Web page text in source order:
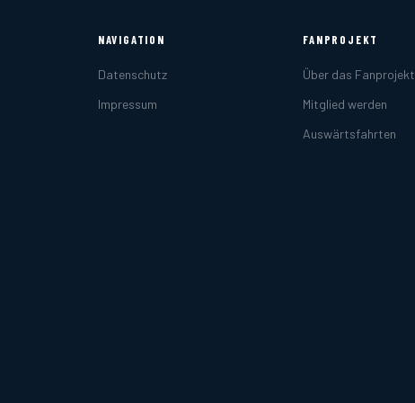
NAVIGATION
Datenschutz
Impressum
FANPROJEKT
Über das Fanprojekt
Mitglied werden
Auswärtsfahrten